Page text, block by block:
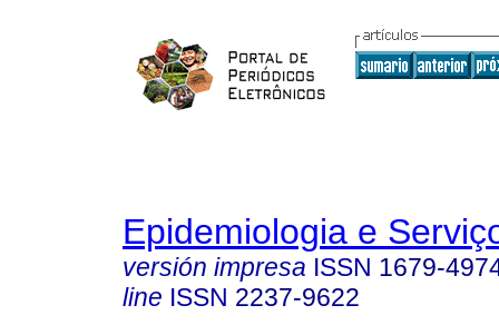
Epidemiologia e
versión impresa ISSN 1679-
line ISSN 2237-9622